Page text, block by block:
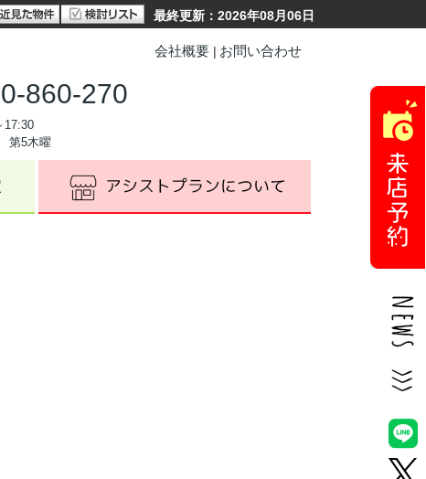
最終更新：2026年08月06日
会社概要 お問い合わせ
860-270
17:30
第5木曜